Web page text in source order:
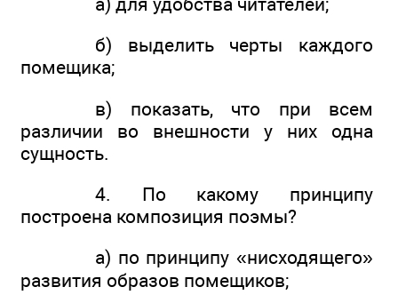
б) выделить черты каждого
помещика;
в) показать, что при всем
различии во внешности у них одна
сущность.
4. По какому принципу
построена композиция поэмы?
а) по принципу «нисходящего»
развития образов помещиков;